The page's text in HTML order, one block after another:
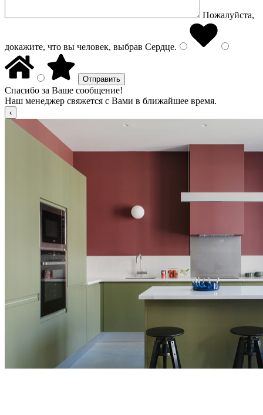
Пожалуйста,
докажите, что вы человек, выбрав Сердце.
Спасибо за Ваше сообщение!
Наш менеджер свяжется с Вами в ближайшее время.